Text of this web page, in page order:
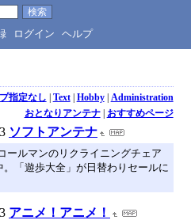
ログイン ヘルプ
指定なし | Text| Hobby| Administration
おとなりアンテナ| おすすめページ
ソフトアンテナ
ールマンのリクライニングチェア
。「遊歩大全」が日替わりセールに
アニメ！アニメ！